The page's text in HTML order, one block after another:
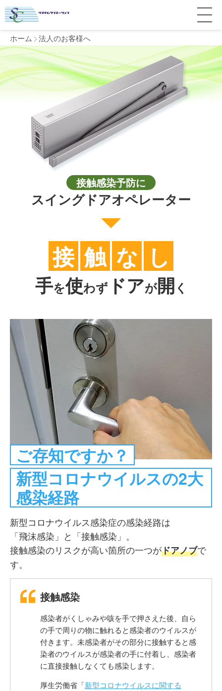
サービス紹介
補助金
よくある質問
マンション
介護・医療施設
工場・倉庫
全国対応について
東京
千葉
栃木
関西エリア
施工事例
お客様の声
完全ガイド
コラム
最新情報
法人のお客様へ
ホーム 法人のお客様へ
接触感染予防に
スイングドアオペレーター
接 触 な し
手を使わずドアが開 く
ご存知ですか？
新型コロナウイルスの2大
感染経路
新型コロナウイルス感染症の感染経路は
「飛沫感染」と「接触感染」。
接触感染のリスクが高い箇所の一つがドアノブで
す。
接触感染
感染者がくしゃみや咳を手で押さえた後、自ら
の手で周りの物に触れると感染者のウイルスが
付きます。未感染者がその部分に接触すると感
染者のウイルスが感染者の手に付着し、感染者
に直接接触しなくても感染します。
厚生労働省「新型コロナウイルスに関する